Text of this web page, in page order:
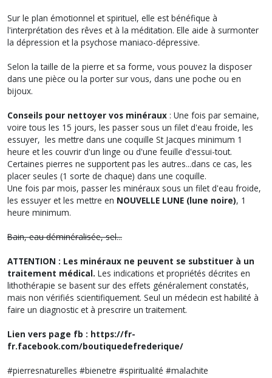
Sur le plan émotionnel et spirituel, elle est bénéfique à
l'interprétation des rêves et à la méditation. Elle aide à surmonter
la dépression et la psychose maniaco-dépressive.
Selon la taille de la pierre et sa forme, vous pouvez la disposer
dans une pièce ou la porter sur vous, dans une poche ou en
bijoux.
Conseils pour nettoyer vos minéraux : Une fois par semaine,
voire tous les 15 jours, les passer sous un filet d'eau froide, les
essuyer, les mettre dans une coquille St Jacques minimum 1
heure et les couvrir d'un linge ou d'une feuille d'essui-tout.
Certaines pierres ne supportent pas les autres...dans ce cas, les
placer seules (1 sorte de chaque) dans une coquille.
Une fois par mois, passer les minéraux sous un filet d'eau froide,
les essuyer et les mettre en NOUVELLE LUNE (lune noire), 1
heure minimum.
Bain, eau déminéralisée, sel...
ATTENTION : Les minéraux ne peuvent se substituer à un
traitement médical. Les indications et propriétés décrites en
lithothérapie se basent sur des effets généralement constatés,
mais non vérifiés scientifiquement. Seul un médecin est habilité à
faire un diagnostic et à prescrire un traitement.
Lien vers page fb : https://fr-
fr.facebook.com/boutiquedefrederique/
#pierresnaturelles #bienetre #spiritualité #malachite